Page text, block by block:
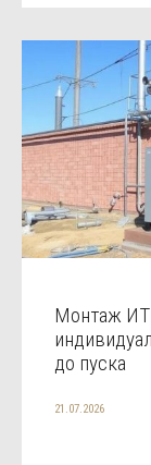
Монтаж
до пуска
21.07.2026